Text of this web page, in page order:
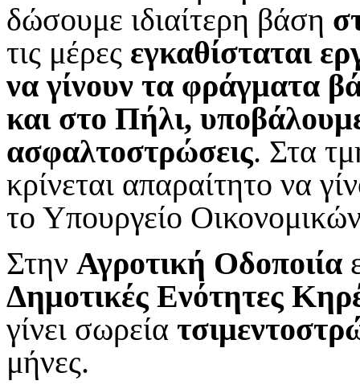
δώσουμε ιδιαίτερη βάση
τις μέρες εγκαθίσταται
να γίνουν τα φράγματα
και στο Πήλι,
ασφαλτοστρώσεις. Στα
κρίνεται απαραίτητο να
το Υπουργείο
Στην Αγροτική Οδοποιία
Δημοτικές Ενότητες
γίνει σωρεία
μήνες.